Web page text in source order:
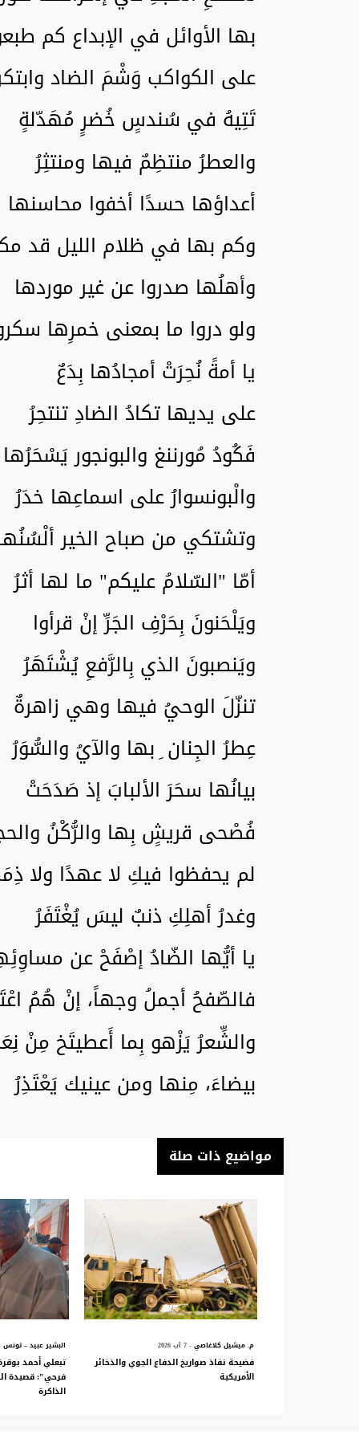
بها الأوائل في الإبداع كم
على الكواكب وَشْمَ الضاد
تَتِيهُ في سُندسٍ خُضرٍ مُهَدّلةٍ
والعطرُ منتظِمٌ فيها ومنتثِرُ
أعداؤها حسدًا أخفوا محاسنها
وكم بها في ظلام الليل قد
وأهلُها صدروا عن غير موردها
ولو دروا ما بمعنى خمرِها
يا أمةً نُحِرَتْ أمجادُها بِدَعٌ
على يديها تكادُ الضادِ تنتحِرُ
فَكُودُ مُورننغ والبونجور يَسْحَرُها
والْبونسوارُ على اسماعِها خدَرُ
وتشتكي من صباح الخير
أمّا "السّلامُ عليكم" ما لها أثرُ
ويَلْحَنونَ بِحَرْفِ الجَرِّ إنْ قرأوا
ويَنصبونَ الذي بِالرَّفعِ يُشْتَهَرُ
تنزّلَ الوحيُ فيها وهي زاهرةٌ
عِطرُ الجِنان ِ بها والآيُ والسُّوَرُ
بيانُها سحَرَ الألبابَ إذ صَدَحَتْ
فُصْحى قريشٍ بِها والرُّكْنُ
لم يحفظوا فيكِ لا عهدًا ولا
وغدرُ أهلِكِ ذنبٌ ليسَ يُغْتَفَرُ
يا أيُّها الضّادُ إصْفَحْ عن
فالصّفحُ أجملُ وجهاً، إنْ هُمُ
والشِّعرُ يَزْهو بِما أَعطيتَخ مِنْ
بيضاءَ، مِنها ومن عينيك يَعْتَذِرُ
مواضيع ذات صلة
م. ميشيل كلاغاصي- 7 آب 2026
فضيحة نفاذ صواريخ الدفاع الجوي والذخائر
الأمريكية
البشير عبيد – تونس- 3
تبعلي أحمد
فرحي": قصيدة
الذاكرة